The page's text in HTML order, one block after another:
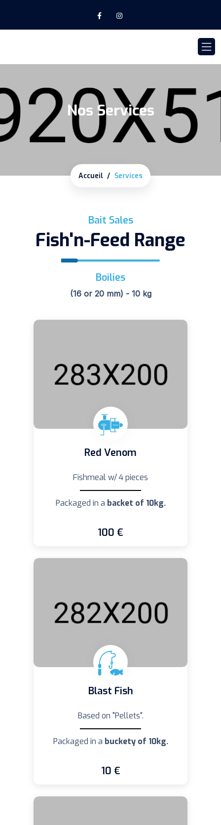
Nos Services
Accueil Services
Bait Sales
Fish'n-Feed Range
Boilies
(16 or 20 mm) - 10 kg
Red Venom
Fishmeal w/ 4 pieces
Packaged in a backet of 10kg.
100 €
Blast Fish
Based on "Pellets".
Packaged in a buckety of 10kg.
10 €